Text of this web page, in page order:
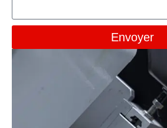
Envoyer